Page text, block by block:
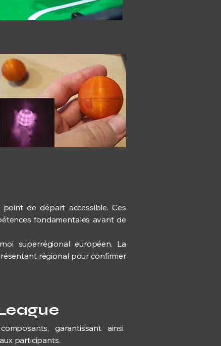
de départ accessible. Ces
fondamentales avant de
superrégional européen. La
régional pour confirmer
garantissant ainsi
participants.